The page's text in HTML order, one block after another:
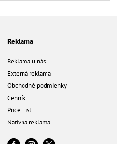
Reklama
Reklama u nás
Externá reklama
Obchodné podmienky
Cenník
Price List
Natívna reklama